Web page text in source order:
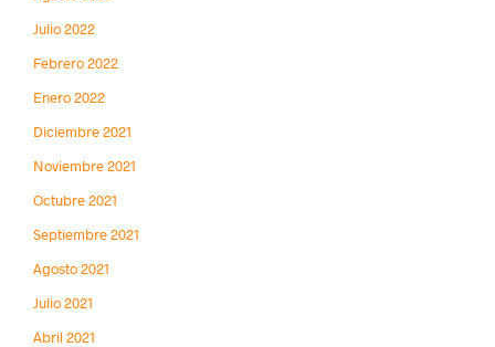
Julio 2022
Febrero 2022
Enero 2022
Diciembre 2021
Noviembre 2021
Octubre 2021
Septiembre 2021
Agosto 2021
Julio 2021
Abril 2021